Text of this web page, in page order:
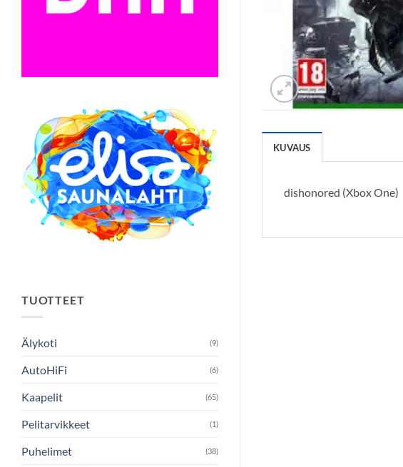
TUOTTEET
Älykoti (9)
AutoHiFi (6)
Kaapelit (65)
Pelitarvikkeet (1)
Puhelimet (38)
KUVAUS
dishonored (Xbox One)